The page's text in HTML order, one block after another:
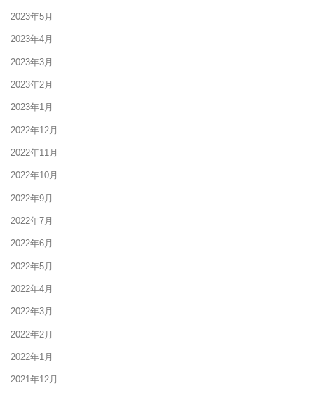
2023年5月
2023年4月
2023年3月
2023年2月
2023年1月
2022年12月
2022年11月
2022年10月
2022年9月
2022年7月
2022年6月
2022年5月
2022年4月
2022年3月
2022年2月
2022年1月
2021年12月